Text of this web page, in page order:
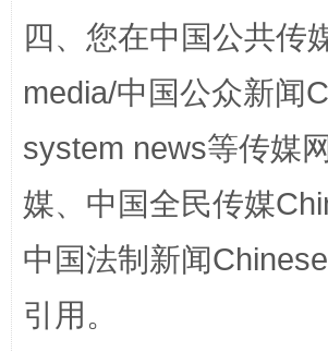
国家大学科技园优化重塑工作
四、您在中国公共传
media/中国公众新闻
system news等传媒
媒、中国全民传媒
中国法制新闻
引用。